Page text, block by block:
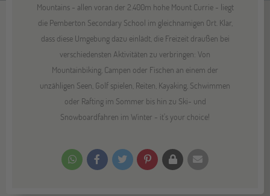
Mountains - allen voran der 2.400m hohe Mount Currie - liegt
die Pemberton Secondary School im gleichnamigen Ort. Klar,
dass diese Umgebung dazu einlädt, die Freizeit draußen bei
verschiedensten Aktivitäten zu verbringen: Von
Mountainbiking, Campen oder Fischen an einem der
unzähligen Seen, Golf spielen, Reiten, Kayaking, Schwimmen
oder Rafting im Sommer bis hin zu Ski- und
Snowboardfahren im Winter - it's your choice!